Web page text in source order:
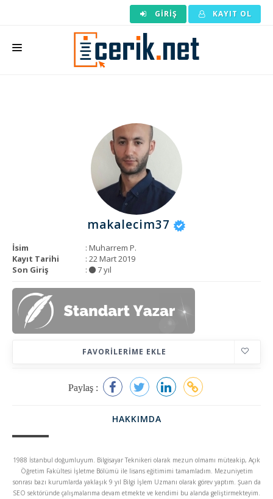
GIRIŞ KAYIT OL
KURUMSAL
makalecim37
İsim
: Muharrem P.
Kayıt Tarihi
: 22 Mart 2019
Son Giriş
: 7 yıl
FAVORILERIME EKLE
Paylaş :
HAKKIMDA
1988 İstanbul doğumluyum. Bilgisayar Teknikeri olarak mezun olmamı müteakip, Açık
Öğretim Fakültesi İşletme Bölümü ile lisans eğitimimi tamamladım. Mezuniyetim
sonrası bazı kurumlarda yaklaşık 9 yıl Bilgi İşlem Uzmanı olarak görev yaptım. Şuan da
SEO sektöründe çalışmalarıma devam etmekte ve kendimi bu alanda geliştirmekteyim.